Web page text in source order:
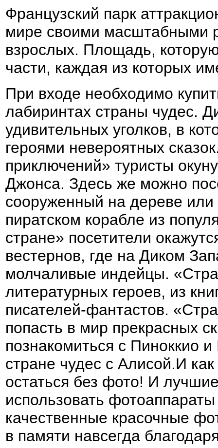
Французский парк
мире своими масштабными
взрослых. Площадь,
части, каждая из которых
При входе необходимо
лабиринтах страны чудес.
удивительных уголков, в
героями невероятных
приключений» туристы
Джонса. Здесь же можно
сооруженный на дереве
пиратском корабле из
стране» посетители
вестернов, где на Диком
молчаливые индейцы.
литературных героев, из
писателей-фантастов.
попасть в мир прекрасных
познакомиться с Пиноккио
стране чудес с Алисой.И
остаться без фото! И
использовать
качественные красочные
в памяти навсегда